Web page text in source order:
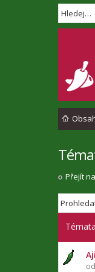
Přejít
Témata
od